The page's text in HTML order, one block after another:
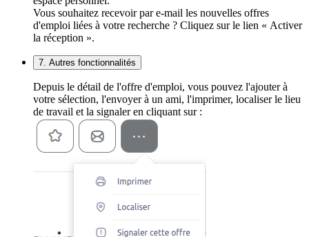
Vous souhaitez recevoir par e-mail les nouvelles offres
d'emploi liées à votre recherche ? Cliquez sur le lien « Activer
la réception ».
7. Autres fonctionnalités
Depuis le détail de l'offre d'emploi, vous pouvez l'ajouter à
votre sélection, l'envoyer à un ami, l'imprimer, localiser le lieu
de travail et la signaler en cliquant sur :